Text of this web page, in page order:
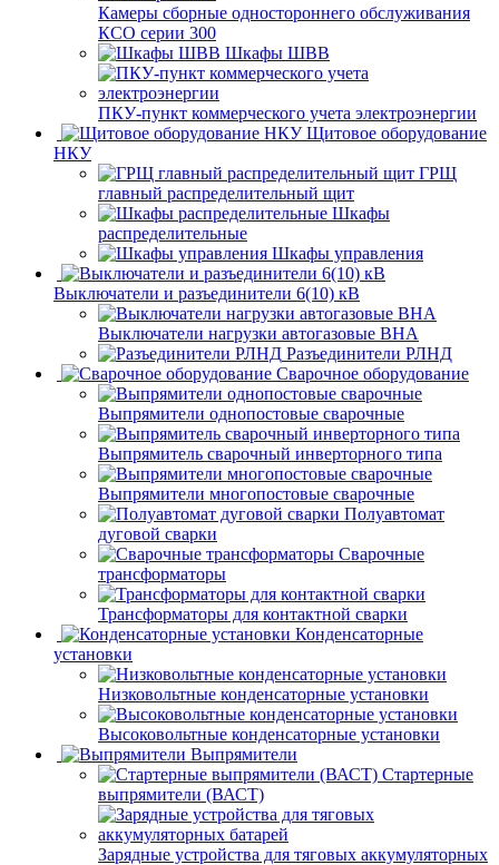
Камеры сборные одностороннего обслуживания
КСО серии 300
Шкафы ШВВ
ПКУ-пункт коммерческого учета электроэнергии
Щитовое оборудование
НКУ
ГРЩ
главный распределительный щит
Шкафы
распределительные
Шкафы управления
Выключатели и разъединители 6(10) кВ
Выключатели нагрузки автогазовые ВНА
Разъединители РЛНД
Сварочное оборудование
Выпрямители однопостовые сварочные
Выпрямитель сварочный инверторного типа
Выпрямители многопостовые сварочные
Полуавтомат
дуговой сварки
Сварочные
трансформаторы
Трансформаторы для контактной сварки
Конденсаторные
установки
Низковольтные конденсаторные установки
Высоковольтные конденсаторные установки
Выпрямители
Стартерные
выпрямители (ВАСТ)
Зарядные устройства для тяговых аккумуляторных